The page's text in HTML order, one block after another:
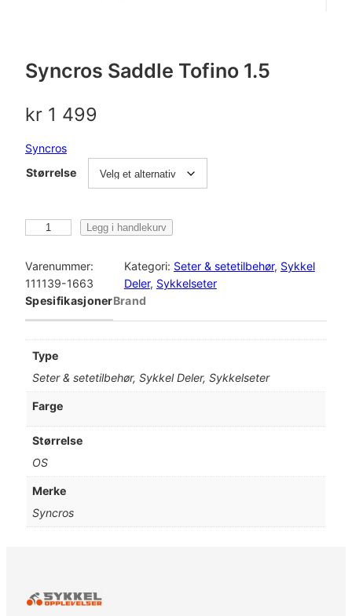
Syncros Saddle Tofino 1.5
kr 1 499
Syncros
Størrelse
n
c
r
a
Legg i handlekurv
Varenummer:
111139-1663
Kategori: Seter & setetilbehør, Sykkel
Deler, Sykkelseter
SpesifikasjonerBrand
Type
Seter & setetilbehør, Sykkel Deler, Sykkelseter
Farge
Størrelse
OS
Merke
Syncros